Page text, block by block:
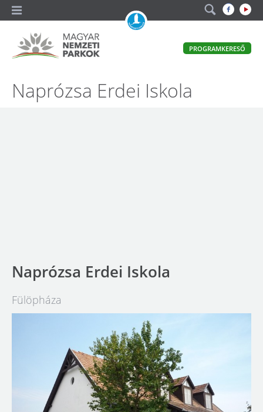
hivatalos
Magyar
PROGRAMKERESŐ
Naprózsa Erdei Iskola
Naprózsa Erdei Iskola
Fülöpháza